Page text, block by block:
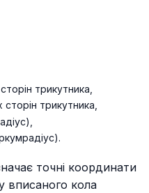
трикутника,
трикутника,
точні координати
вписаного кола